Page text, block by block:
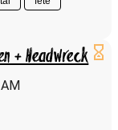
+ Headwreck